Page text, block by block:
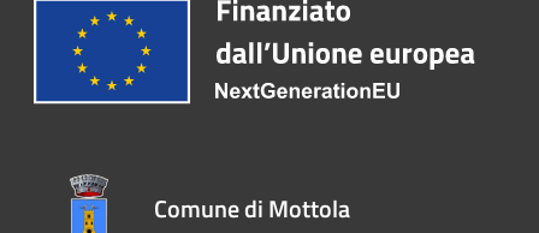
Comune di Mottola